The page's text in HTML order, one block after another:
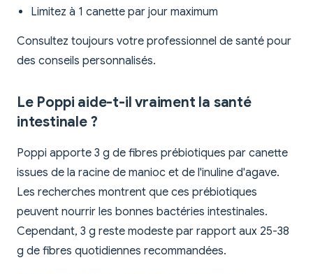
Limitez à 1 canette par jour maximum
Consultez toujours votre professionnel de santé pour
des conseils personnalisés.
Le Poppi aide-t-il vraiment la santé
intestinale ?
Poppi apporte 3 g de fibres prébiotiques par canette
issues de la racine de manioc et de l'inuline d'agave.
Les recherches montrent que ces prébiotiques
peuvent nourrir les bonnes bactéries intestinales.
Cependant, 3 g reste modeste par rapport aux 25-38
g de fibres quotidiennes recommandées.